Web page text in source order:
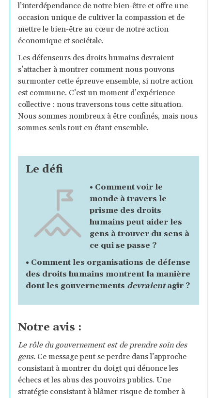
l’interdépendance de notre bien-être et offre une
occasion unique de cultiver la compassion et de
mettre le bien-être au cœur de notre action
économique et sociétale.
Les défenseurs des droits humains devraient
s’attacher à montrer comment nous pouvons
surmonter cette épreuve ensemble, si notre action
est commune. C’est un moment d’expérience
collective : nous traversons tous cette situation.
Nous sommes nombreux à être confinés, mais nous
sommes seuls tout en étant ensemble.
Le défi
• Comment voir le
monde à travers le
prisme des droits
humains peut aider les
gens à trouver du sens à
ce qui se passe ?
• Comment les organisations de défense
des droits humains montrent la manière
dont les gouvernements devraientagir ?
Notre avis :
Le rôle du gouvernement est de prendre soin des
gens. Ce message peut se perdre dans l’approche
consistant à montrer du doigt qui dénonce les
échecs et les abus des pouvoirs publics. Une
stratégie consistant à blâmer risque de tomber à